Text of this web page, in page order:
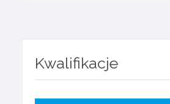
Kwalifikacje